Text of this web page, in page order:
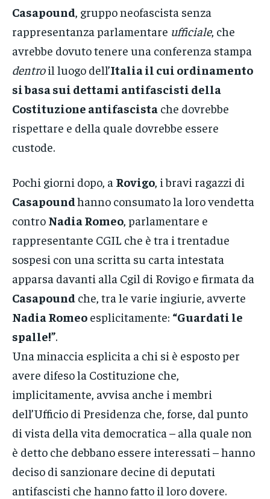
Casapound, gruppo neofascista senza
rappresentanza parlamentare ufficiale, che
avrebbe dovuto tenere una conferenza stampa
dentroil luogo dell’Italia il cui ordinamento
si basa sui dettami antifascisti della
Costituzione antifascista che dovrebbe
rispettare e della quale dovrebbe essere
custode.
Pochi giorni dopo, a Rovigo, i bravi ragazzi di
Casapoundhanno consumato la loro vendetta
contro Nadia Romeo, parlamentare e
rappresentante CGIL che è tra i trentadue
sospesi con una scritta su carta intestata
apparsa davanti alla Cgil di Rovigo e firmata da
Casapound che, tra le varie ingiurie, avverte
Nadia Romeo esplicitamente: “Guardati le
spalle!”.
Una minaccia esplicita a chi si è esposto per
avere difeso la Costituzione che,
implicitamente, avvisa anche i membri
dell’Ufficio di Presidenza che, forse, dal punto
di vista della vita democratica – alla quale non
è detto che debbano essere interessati – hanno
deciso di sanzionare decine di deputati
antifascisti che hanno fatto il loro dovere.